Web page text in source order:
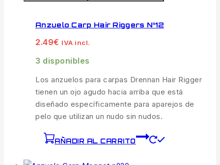
Anzuelo Carp Hair Riggers Nº12
2.49€ IVA incl.
3 disponibles
Los anzuelos para carpas Drennan Hair Rigger
tienen un ojo agudo hacia arriba que está
diseñado específicamente para aparejos de
pelo que utilizan un nudo sin nudos.
AÑADIR AL CARRITO